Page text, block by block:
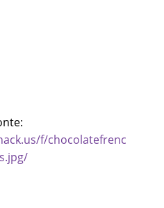
f/chocolatefrenc